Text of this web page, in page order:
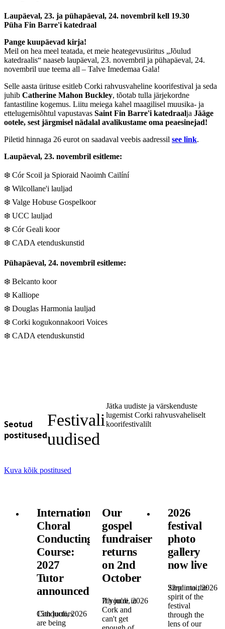
Laupäeval, 23. ja pühapäeval, 24. novembril kell 19.30
Püha Fin Barre'i katedraal
Pange kuupäevad kirja!
Meil on hea meel teatada, et meie heategevusüritus „Jõulud
katedraalis“ naaseb laupäeval, 23. novembril ja pühapäeval, 24.
novembril uue teema all – Talve Imedemaa Gala!
Selle aasta ürituse esitleb Corki rahvusvaheline koorifestival ja seda
juhib Catherine Mahon Buckley, tõotab tulla järjekordne
fantastiline kogemus. Liitu meiega kahel maagilisel muusika- ja
ettelugemisõhtul vapustavas Saint Fin Barre'i katedraalja Jääge
ootele, sest järgmisel nädalal avalikustame oma peaesinejad!
Piletid hinnaga 26 eurot on saadaval veebis aadressil see link.
Laupäeval, 23. novembril esitleme:
❄️ Cór Scoil ja Spioraid Naoimh Cailíní
❄️ Wilcollane'i lauljad
❄️ Valge Hobuse Gospelkoor
❄️ UCC lauljad
❄️ Cór Geali koor
❄️ CADA etenduskunstid
Pühapäeval, 24. novembril esitleme:
❄️ Belcanto koor
❄️ Kalliope
❄️ Douglas Harmonia lauljad
❄️ Corki kogukonnakoori Voices
❄️ CADA etenduskunstid
Seotud
postitused
Festivali
uudised
Jätka uudiste ja värskenduste
lugemist Corki rahvusvaheliselt
koorifestivalilt
Kuva kõik postitused
International
Choral
Conducting
Course:
2027
Tutor
announced!
15th juuli, 2026
Conductors
are being
Our
gospel
fundraiser
returns
on 2nd
October
7th juuli, 2026
If you're in
Cork and
can't get
2026
festival
photo
gallery
now live
22nd mai, 2026
Step into the
spirit of the
festival
through the
lens of our